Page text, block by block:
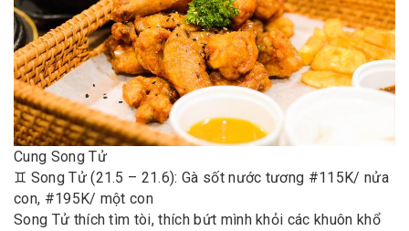
Cung Song Tử
♊️ Song Tử (21.5 – 21.6): Gà sốt nước tương #115K/ nửa
con, #195K/ một con
Song Tử thích tìm tòi, thích bứt mình khỏi các khuôn khổ